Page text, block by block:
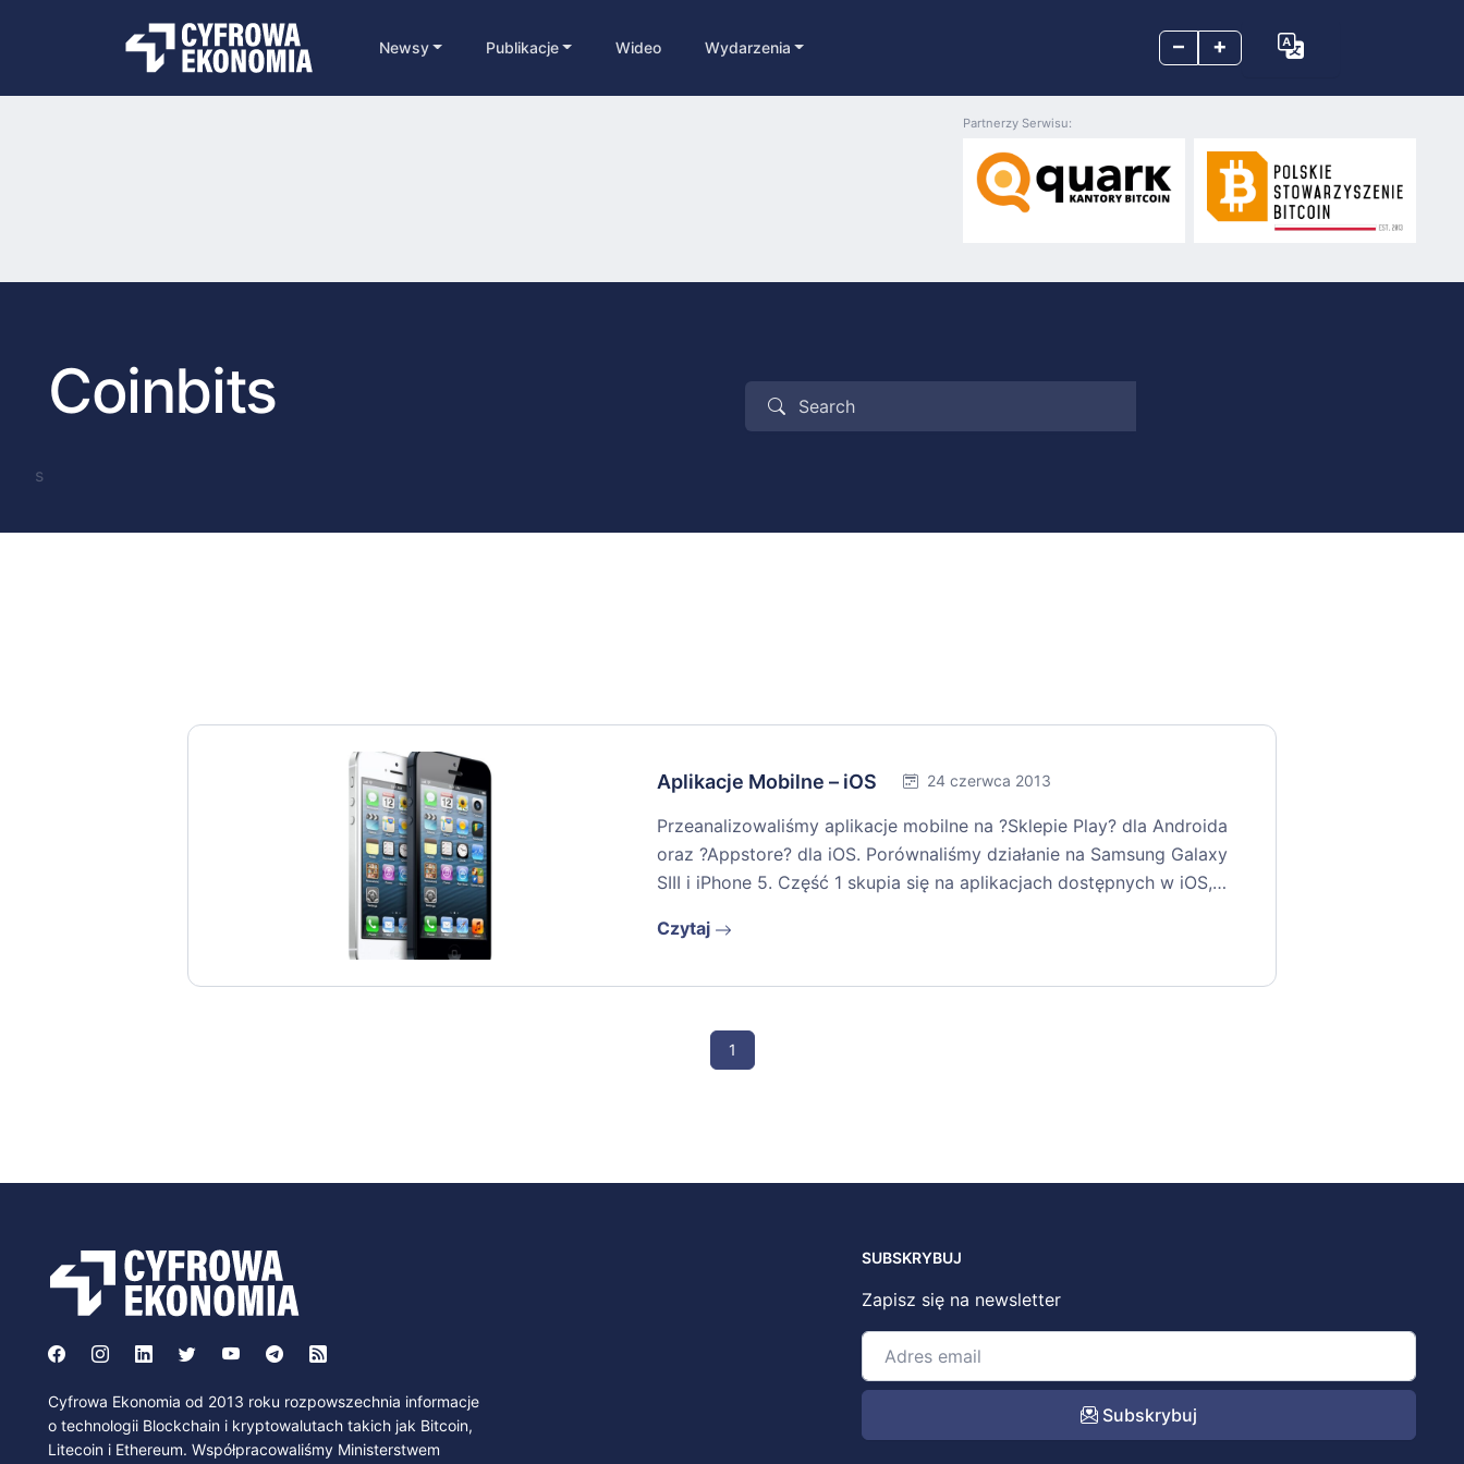
– +
Newsy Publikacje Wideo Wydarzenia
Partnerzy Serwisu:
Coinbits
s
Aplikacje Mobilne – iOS 24 czerwca 2013
Przeanalizowaliśmy aplikacje mobilne na ?Sklepie Play? dla Androida
oraz ?Appstore? dla iOS. Porównaliśmy działanie na Samsung Galaxy
SIII i iPhone 5. Część 1 skupia się na aplikacjach dostępnych w iOS,…
Czytaj
1
Cyfrowa Ekonomia od 2013 roku rozpowszechnia informacje
o technologii Blockchain i kryptowalutach takich jak Bitcoin,
Litecoin i Ethereum. Współpracowaliśmy Ministerstwem
SUBSKRYBUJ
Zapisz się na newsletter
Subskrybuj